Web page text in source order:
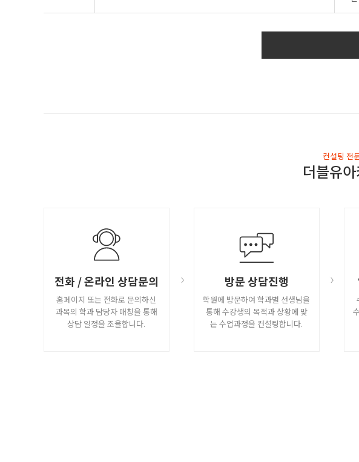
컨설팅 전
더블유
전화 / 온라인 상담문의
홈페이지 또는 전화로 문의하신
과목의 학과 담당자 매칭을 통해
상담 일정을 조율합니다.
방문 상담진행
학원에 방문하여 학과별 선생님을
통해 수강생의 목적과 상황에 맞
는 수업과정을 컨설팅합니다.